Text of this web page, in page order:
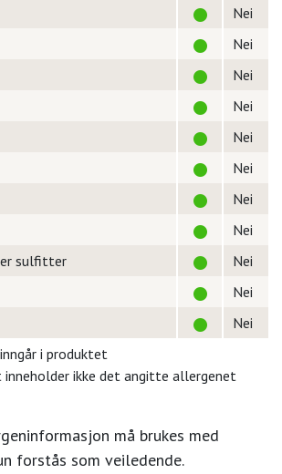
Nei
Nei
Nei
Nei
Nei
Nei
Nei
Nei
sulfitter
Nei
Nei
Nei
i produktet
inneholder ikke det angitte allergenet
må brukes med
forstås som veiledende.